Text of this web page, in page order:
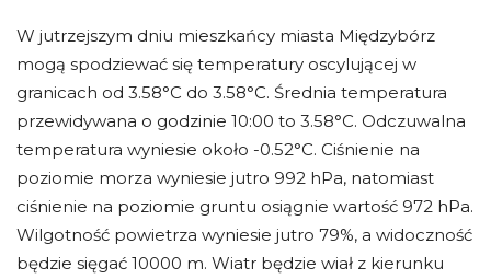
W jutrzejszym dniu mieszkańcy miasta Międzybórz
mogą spodziewać się temperatury oscylującej w
granicach od 3.58°C do 3.58°C. Średnia temperatura
przewidywana o godzinie 10:00 to 3.58°C. Odczuwalna
temperatura wyniesie około -0.52°C. Ciśnienie na
poziomie morza wyniesie jutro 992 hPa, natomiast
ciśnienie na poziomie gruntu osiągnie wartość 972 hPa.
Wilgotność powietrza wyniesie jutro 79%, a widoczność
będzie sięgać 10000 m. Wiatr będzie wiał z kierunku